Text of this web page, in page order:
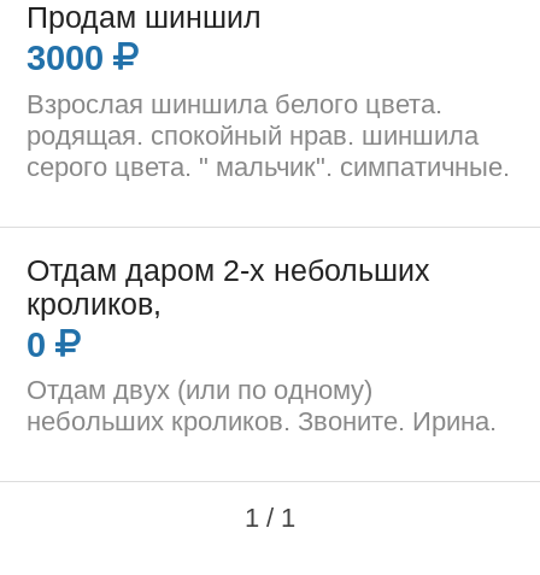
Продам шиншил
3000
Взрослая шиншила белого цвета.
родящая. спокойный нрав. шиншила
серого цвета. " мальчик". симпатичные.
Отдам даром 2-х небольших
кроликов,
0
Отдам двух (или по одному)
небольших кроликов. Звоните. Ирина.
1 / 1